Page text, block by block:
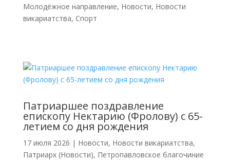
Молодёжное направление, Новости, Новости
викариатства, Спорт
Патриаршее поздравление
епископу Нектарию (Фролову) с 65-
летием со дня рождения
17 июля 2026 | Новости, Новости викариатства,
Патриарх (Новости), Петропавловское благочиние